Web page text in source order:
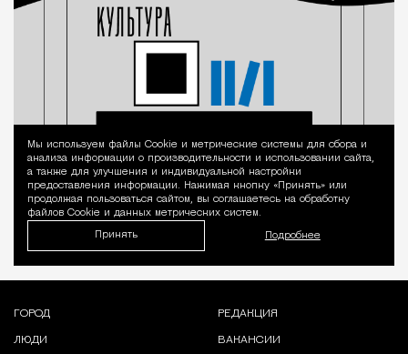
Уведомление
Мы используем файлы Сookie и метрические системы для сбора и
анализа информации о производительности и использовании сайта,
а также для улучшения и индивидуальной настройки
предоставления информации. Нажимая кнопку «Принять» или
продолжая пользоваться сайтом, вы соглашаетесь на обработку
файлов Cookie и данных метрических систем.
Принять Подробнее
ГОРОД
ЛЮДИ
РЕДАКЦИЯ
ВАКАНСИИ